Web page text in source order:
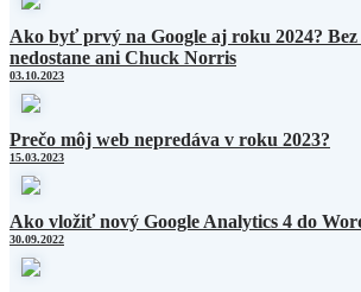
Ako byť prvý na Google aj roku 2024?
nedostane ani Chuck Norris
03.10.2023
Prečo môj web nepredáva v roku 2023?
15.03.2023
Ako vložiť nový Google Analytics 4 do
30.09.2022